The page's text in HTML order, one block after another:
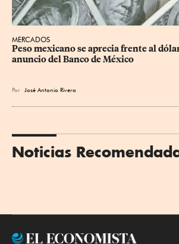
MERCADOS
Peso mexicano se aprecia frente al
anuncio del Banco de México
Por José Antonio Rivera
Noticias